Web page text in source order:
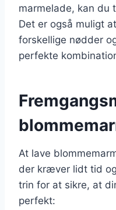
marmelade, kan du
Det er også muligt
forskellige nødder
perfekte
At lave
der kræver lidt tid
trin for at sikre, at
perfekt: